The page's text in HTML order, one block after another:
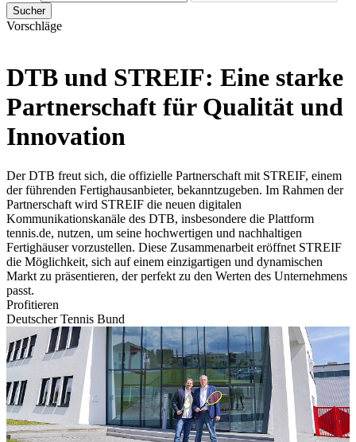
Sucher
Vorschläge
DTB und STREIF: Eine starke
Partnerschaft für Qualität und
Innovation
Der DTB freut sich, die offizielle Partnerschaft mit STREIF, einem
der führenden Fertighausanbieter, bekanntzugeben. Im Rahmen der
Partnerschaft wird STREIF die neuen digitalen
Kommunikationskanäle des DTB, insbesondere die Plattform
tennis.de, nutzen, um seine hochwertigen und nachhaltigen
Fertighäuser vorzustellen. Diese Zusammenarbeit eröffnet STREIF
die Möglichkeit, sich auf einem einzigartigen und dynamischen
Markt zu präsentieren, der perfekt zu den Werten des Unternehmens
passt.
Profitieren
Deutscher Tennis Bund